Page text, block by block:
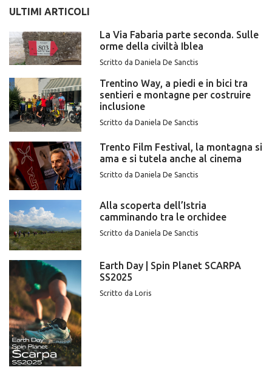
ULTIMI ARTICOLI
La Via Fabaria parte seconda. Sulle
orme della civiltà Iblea
Scritto da Daniela De Sanctis
Trentino Way, a piedi e in bici tra
sentieri e montagne per costruire
inclusione
Scritto da Daniela De Sanctis
Trento Film Festival, la montagna si
ama e si tutela anche al cinema
Scritto da Daniela De Sanctis
Alla scoperta dell’Istria
camminando tra le orchidee
Scritto da Daniela De Sanctis
Earth Day | Spin Planet SCARPA
SS2025
Scritto da Loris